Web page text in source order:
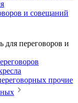
и совещаний
для переговоров и
прочие